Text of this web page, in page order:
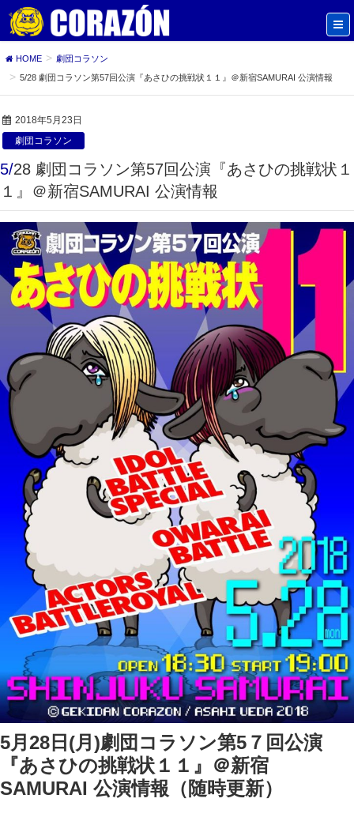
HOME
劇団コラソン
5/28 劇団コラソン第57回公演『あさひの挑戦状１１』＠新宿SAMURAI 公演情報
2018年5月23日
劇団コラソン
5/28 劇団コラソン第57回公演『あさひの挑戦状１
１』＠新宿SAMURAI 公演情報
5月28日(月)劇団コラソン第5７回公演
『あさひの挑戦状１１』＠新宿
SAMURAI 公演情報（随時更新）